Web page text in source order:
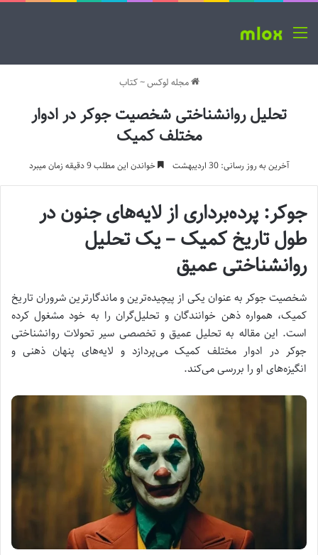
منو
مجله لوکس~کتاب
تحلیل روانشناختی شخصیت جوکر در ادوار
مختلف کمیک
آخرین به روز رسانی: 30 اردیبهشت خواندن این مطلب 9 دقیقه زمان میبرد
جوکر: پرده‌برداری از لایه‌های جنون در
طول تاریخ کمیک – یک تحلیل
روانشناختی عمیق
شخصیت جوکر به عنوان یکی از پیچیده‌ترین و ماندگارترین شروران تاریخ
کمیک، همواره ذهن خوانندگان و تحلیل‌گران را به خود مشغول کرده
است. این مقاله به تحلیل عمیق و تخصصی سیر تحولات روانشناختی
جوکر در ادوار مختلف کمیک می‌پردازد و لایه‌های پنهان ذهنی و
انگیزه‌های او را بررسی می‌کند.